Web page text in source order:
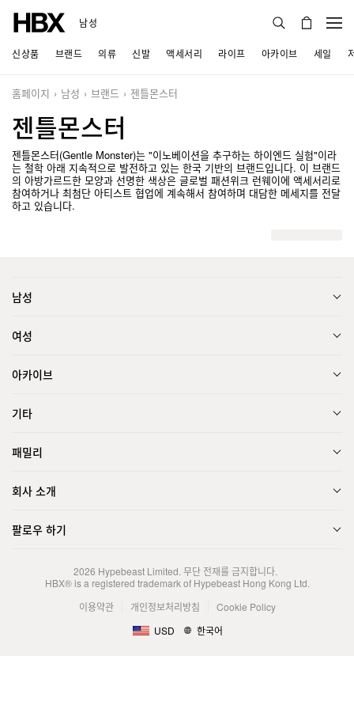
남성
신상품 브랜드 의류 신발 액세서리 라이프 아카이브 세일
홈페이지 남성 브랜드 젠틀몬스터
젠틀몬스터
젠틀몬스터(Gentle Monster)는 "이노베이션을 추구하는 하이엔드 실험"이라
는 철학 아래 지속적으로 발전하고 있는 한국 기반의 브랜드입니다. 이 브랜드
의 아방가르드한 모양과 선명한 색상은 글로벌 패션위크 런웨이에 액세서리로
참여하거나 최첨단 아티스트 협업에 계속해서 참여하며 대담한 메세지를 전달
하고 있습니다.
남성
여성
아카이브
기타
패밀리
회사 소개
팔로우 하기
2026 Hypebeast Limited. 무단 전재를 금지합니다.
HBX® is a registered trademark of Hypebeast Hong Kong Ltd.
이용약관
개인정보처리방침
Cookie Policy
USD
한국어